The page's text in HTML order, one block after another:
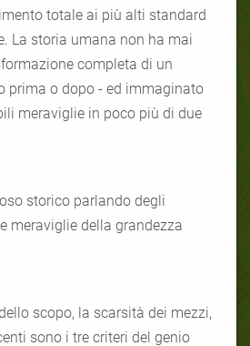
totale ai più alti standard
La storia umana non ha mai
completa di un
prima o dopo - ed immaginato
meraviglie in poco più di due
storico parlando degli
meraviglie della grandezza
scopo, la scarsità dei mezzi,
sono i tre criteri del genio